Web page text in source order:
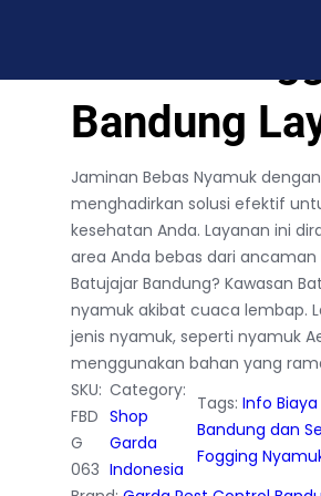
Bandung
Jaminan Bebas Nyamuk
menghadirkan solusi efektif
kesehatan Anda. Layanan ini
area Anda bebas dari
Batujajar Bandung? Kawasan
nyamuk akibat cuaca lembap.
jenis nyamuk, seperti nyamuk
menggunakan bahan yang
SKU:
FBD
G
063
Category:
Shop
Garda
Indonesia
Tags:Info
Bandung dan
Fogging